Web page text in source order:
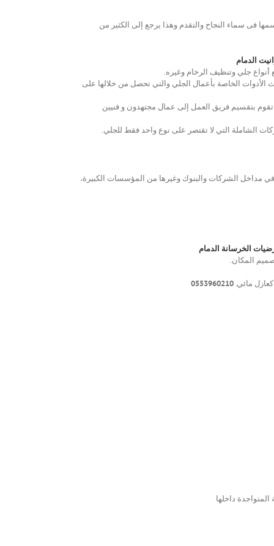
فى سماء النجاح والتقدم وهذا يرجع إلى الكثير من
الدمام
أنواع جلي وتنظيف الرخام وغيره.
الخاصة بأعمال الجلي والتي تحصل من خلالها على
بتقسيم فريق العمل إلى عمال مجتهدون و فنيين
الشاملة التي لا تقتصر على نوع واحد فقط للجلي.
مداخل الشركات والبنوك وغيرها من المؤسسات الكبيرة،
الخرسانة الدمام
المكان.
مائي.0553960210
داخلها